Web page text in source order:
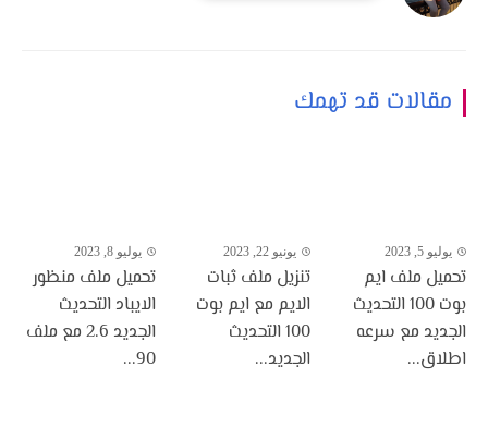
مقالات قد تهمك
يوليو 5, 2023
تحميل ملف ايم
بوت 100 التحديث
الجديد مع سرعه
اطلاق...
يونيو 22, 2023
تنزيل ملف ثبات
الايم مع ايم بوت
100 التحديث
الجديد...
يوليو 8, 2023
تحميل ملف منظور
الايباد التحديث
الجديد 2.6 مع ملف
90...